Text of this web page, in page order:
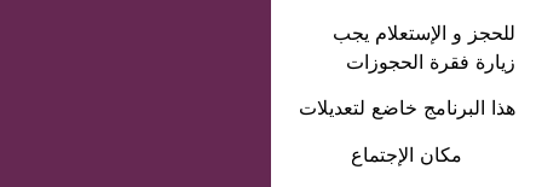
للحجز و الإستعلام يجب
زيارة فقرة الحجوزات
هذا البرنامج خاضع لتعديلات
مكان الإجتماع